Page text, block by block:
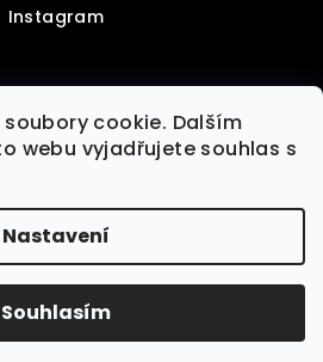
cookie. Dalším
webu vyjadřujete souhlas s
Nastavení
Souhlasím
Instagram
balení
tak, aby nebylo poznat,
Shoptet
dárků k objednávce →